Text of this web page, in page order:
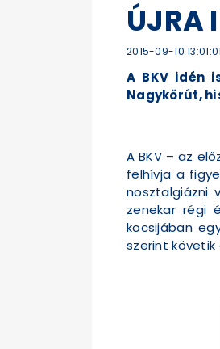
ÚJRA
2015-09-10 13:01:01
A BKV idén
Nagykörút,
A BKV – az
felhívja a
nosztalgiázni
zenekar régi
kocsijában
szerint